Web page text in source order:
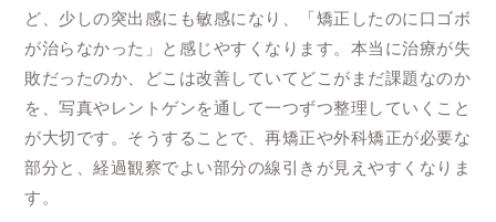
ど、少しの突出感にも敏感になり、「矯正したのに口ゴボ
が治らなかった」と感じやすくなります。本当に治療が失
敗だったのか、どこは改善していてどこがまだ課題なのか
を、写真やレントゲンを通して一つずつ整理していくこと
が大切です。そうすることで、再矯正や外科矯正が必要な
部分と、経過観察でよい部分の線引きが見えやすくなりま
す。